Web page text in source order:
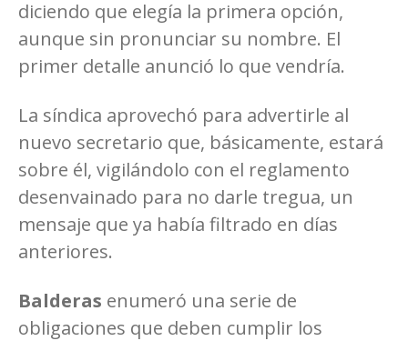
diciendo que elegía la primera opción,
aunque sin pronunciar su nombre. El
primer detalle anunció lo que vendría.
La síndica aprovechó para advertirle al
nuevo secretario que, básicamente, estará
sobre él, vigilándolo con el reglamento
desenvainado para no darle tregua, un
mensaje que ya había filtrado en días
anteriores.
Balderas enumeró una serie de
obligaciones que deben cumplir los